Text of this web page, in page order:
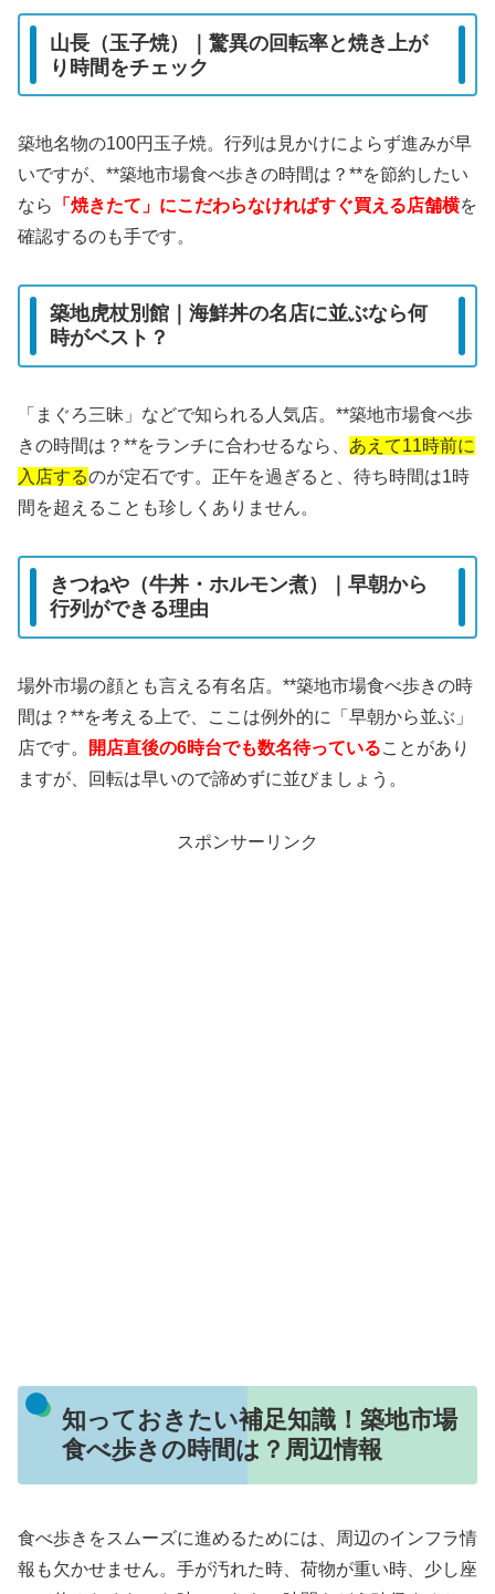
山長（玉子焼）｜驚異の回転率と焼き上が
り時間をチェック
築地名物の100円玉子焼。行列は見かけによらず進みが早
いですが、**築地市場食べ歩きの時間は？**を節約したい
なら
「焼きたて」にこだわらなければすぐ買える店舗横を
確認するのも手です。
築地虎杖別館｜海鮮丼の名店に並ぶなら何
時がベスト？
「まぐろ三昧」などで知られる人気店。**築地市場食べ歩
きの時間は？**をランチに合わせるなら、 あえて11時前に
入店するのが定石です。正午を過ぎると、待ち時間は1時
間を超えることも珍しくありません。
きつねや（牛丼・ホルモン煮）｜早朝から
行列ができる理由
場外市場の顔とも言える有名店。**築地市場食べ歩きの時
間は？**を考える上で、ここは例外的に「早朝から並ぶ」
店です。
開店直後の6時台でも数名待っていることがあり
ますが、回転は早いので諦めずに並びましょう。
スポンサーリンク
知っておきたい補足知識！築地市場
食べ歩きの時間は？周辺情報
食べ歩きをスムーズに進めるためには、周辺のインフラ情
報も欠かせません。手が汚れた時、荷物が重い時、少し座